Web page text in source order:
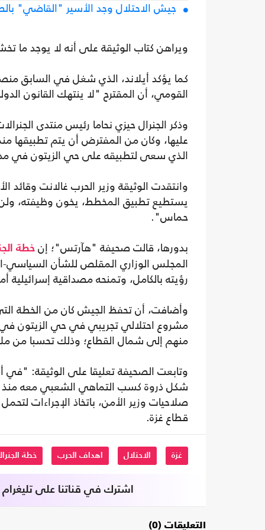
جيش الاحتلال وجد الأسير "القاضي"
ويراهن كتاب الوثيقة على أنه لا يوجد ما
كما يؤكد أيلاند، الذي شغل في السابق
القومي، أن المقترح "لا ينتهك القانون
وذكر الجنرال حيزي نحاما رئيس منتدى
عليها، وكان من المفترض أن يتم تطبيقها
الذي سعى لتطبيقه على حي الزيتون في
وانتقدت الوثيقة وزير الحرب غالانت
يستطيع تطبيق المخطط، يخون وظيفته،
حماس".
بدورها، قالت صحيفة "هآرتس"؛ إن خطة
المجلس الوزاري المقلص للشأن السياسي-
رؤيته بالكامل، وتمنحه مصداقية
وأضافت، أن تحفظ الجيش كان من الخطة
مشروع احتلالي تجريبي في حي الزيتون في
منهم إلى شمال القطاع؛ وذلك تحسبا من
وتابعت الصحيفة تعليقا على الوثيقة:
شكل ذروة كسب التماهي الشعبي معه منذ
صلاحيات وزير الأمن، باتخاذ الإجراءات
قطاع غزة.
غزة الاحتلال اهداف الحرب خطة
اشترك في قناتنا على تليغرام
التعليقات (0)